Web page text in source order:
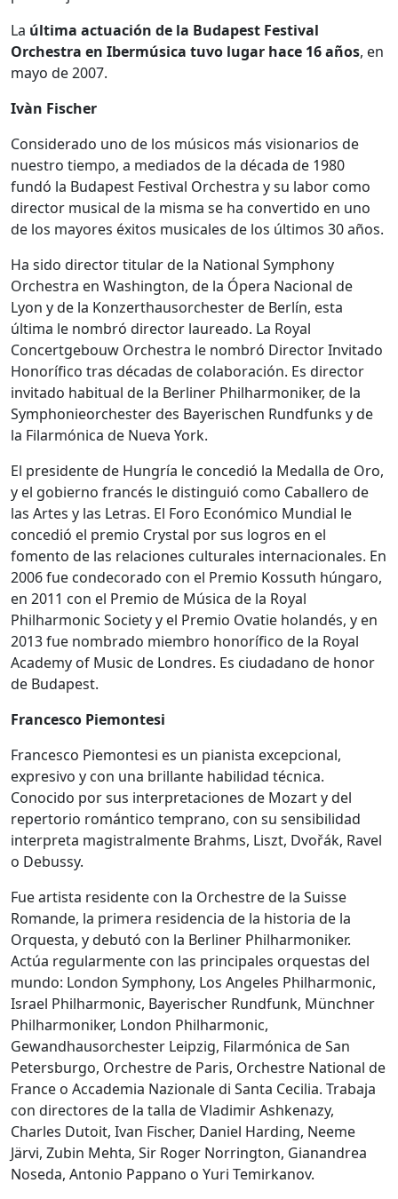
La última actuación de la Budapest Festival
Orchestra en Ibermúsica tuvo lugar hace 16 años, en
mayo de 2007.
Ivàn Fischer
Considerado uno de los músicos más visionarios de
nuestro tiempo, a mediados de la década de 1980
fundó la Budapest Festival Orchestra y su labor como
director musical de la misma se ha convertido en uno
de los mayores éxitos musicales de los últimos 30 años.
Ha sido director titular de la National Symphony
Orchestra en Washington, de la Ópera Nacional de
Lyon y de la Konzerthausorchester de Berlín, esta
última le nombró director laureado. La Royal
Concertgebouw Orchestra le nombró Director Invitado
Honorífico tras décadas de colaboración. Es director
invitado habitual de la Berliner Philharmoniker, de la
Symphonieorchester des Bayerischen Rundfunks y de
la Filarmónica de Nueva York.
El presidente de Hungría le concedió la Medalla de Oro,
y el gobierno francés le distinguió como Caballero de
las Artes y las Letras. El Foro Económico Mundial le
concedió el premio Crystal por sus logros en el
fomento de las relaciones culturales internacionales. En
2006 fue condecorado con el Premio Kossuth húngaro,
en 2011 con el Premio de Música de la Royal
Philharmonic Society y el Premio Ovatie holandés, y en
2013 fue nombrado miembro honorífico de la Royal
Academy of Music de Londres. Es ciudadano de honor
de Budapest.
Francesco Piemontesi
Francesco Piemontesi es un pianista excepcional,
expresivo y con una brillante habilidad técnica.
Conocido por sus interpretaciones de Mozart y del
repertorio romántico temprano, con su sensibilidad
interpreta magistralmente Brahms, Liszt, Dvořák, Ravel
o Debussy.
Fue artista residente con la Orchestre de la Suisse
Romande, la primera residencia de la historia de la
Orquesta, y debutó con la Berliner Philharmoniker.
Actúa regularmente con las principales orquestas del
mundo: London Symphony, Los Angeles Philharmonic,
Israel Philharmonic, Bayerischer Rundfunk, Münchner
Philharmoniker, London Philharmonic,
Gewandhausorchester Leipzig, Filarmónica de San
Petersburgo, Orchestre de Paris, Orchestre National de
France o Accademia Nazionale di Santa Cecilia. Trabaja
con directores de la talla de Vladimir Ashkenazy,
Charles Dutoit, Ivan Fischer, Daniel Harding, Neeme
Järvi, Zubin Mehta, Sir Roger Norrington, Gianandrea
Noseda, Antonio Pappano o Yuri Temirkanov.